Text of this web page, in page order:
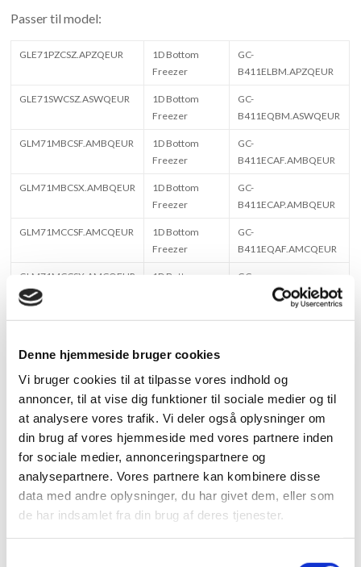
Denne hjemmeside bruger cookies
Vi bruger cookies til at tilpasse vores indhold og
annoncer, til at vise dig funktioner til sociale medier og til
at analysere vores trafik. Vi deler også oplysninger om
din brug af vores hjemmeside med vores partnere inden
for sociale medier, annonceringspartnere og
analysepartnere. Vores partnere kan kombinere disse
data med andre oplysninger, du har givet dem, eller som
de har indsamlet fra din brug af deres tjenester.
Passer til model:
GLE71PZCSZ.APZQEUR
1D Bottom
Freezer
GC-
B411ELBM.APZQEUR
GLE71SWCSZ.ASWQEUR
1D Bottom
Freezer
GC-
B411EQBM.ASWQEUR
GLM71MBCSF.AMBQEUR
1D Bottom
Freezer
GC-
B411ECAF.AMBQEUR
GLM71MBCSX.AMBQEUR
1D Bottom
Freezer
GC-
B411ECAP.AMBQEUR
GLM71MCCSF.AMCQEUR
1D Bottom
Freezer
GC-
B411EQAF.AMCQEUR
GLM71MCCSX.AMCQEUR
1D Bottom
GC-
B411EQAP.AMCQEUR
GLT71MBCSF.AMBQEUR
1D Bottom
GC-
GLT71MBCSZ.AMBQEUR
1D Bottom
Freezer
B411ECCM.AMBQEUR
GLT71MCCSF.AMCQEUR
Freezer
B411EQCF.AMCQEUR
GLT71MCCSZ.AMCQEUR
1D Bottom
Freezer
GC-
B411EQCM.AMCQEUR
GLT71PZCSF.APZQEUR
1D Bottom
Freezer
GC-
B411ELCF.APZQEUR
GLT71SWCSF.ASWQEUR
1D Bottom
GC-